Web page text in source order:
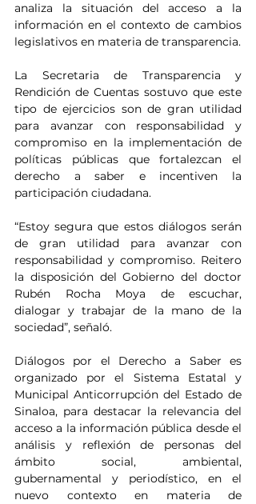
analiza la situación del acceso a la
información en el contexto de cambios
legislativos en materia de transparencia.
La Secretaria de Transparencia y
Rendición de Cuentas sostuvo que este
tipo de ejercicios son de gran utilidad
para avanzar con responsabilidad y
compromiso en la implementación de
políticas públicas que fortalezcan el
derecho a saber e incentiven la
participación ciudadana.
“Estoy segura que estos diálogos serán
de gran utilidad para avanzar con
responsabilidad y compromiso. Reitero
la disposición del Gobierno del doctor
Rubén Rocha Moya de escuchar,
dialogar y trabajar de la mano de la
sociedad”, señaló.
Diálogos por el Derecho a Saber es
organizado por el Sistema Estatal y
Municipal Anticorrupción del Estado de
Sinaloa, para destacar la relevancia del
acceso a la información pública desde el
análisis y reflexión de personas del
ámbito social, ambiental,
gubernamental y periodístico, en el
nuevo contexto en materia de